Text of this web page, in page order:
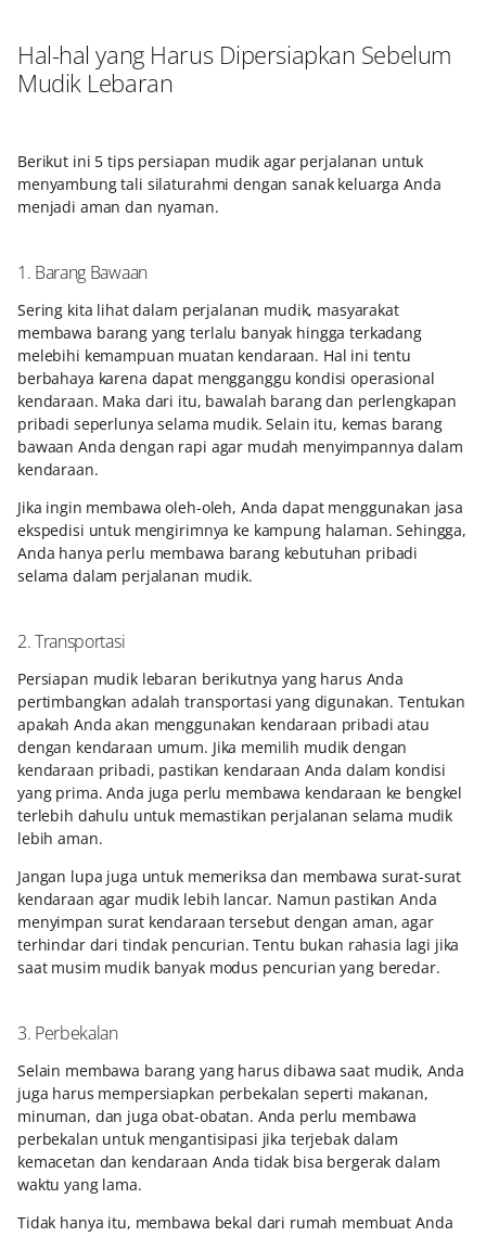
Hal-hal yang Harus Dipersiapkan Sebelum
Mudik Lebaran
Berikut ini 5 tips persiapan mudik agar perjalanan untuk
menyambung tali silaturahmi dengan sanak keluarga Anda
menjadi aman dan nyaman.
1. Barang Bawaan
Sering kita lihat dalam perjalanan mudik, masyarakat
membawa barang yang terlalu banyak hingga terkadang
melebihi kemampuan muatan kendaraan. Hal ini tentu
berbahaya karena dapat mengganggu kondisi operasional
kendaraan. Maka dari itu, bawalah barang dan perlengkapan
pribadi seperlunya selama mudik. Selain itu, kemas barang
bawaan Anda dengan rapi agar mudah menyimpannya dalam
kendaraan.
Jika ingin membawa oleh-oleh, Anda dapat menggunakan jasa
ekspedisi untuk mengirimnya ke kampung halaman. Sehingga,
Anda hanya perlu membawa barang kebutuhan pribadi
selama dalam perjalanan mudik.
2. Transportasi
Persiapan mudik lebaran berikutnya yang harus Anda
pertimbangkan adalah transportasi yang digunakan. Tentukan
apakah Anda akan menggunakan kendaraan pribadi atau
dengan kendaraan umum. Jika memilih mudik dengan
kendaraan pribadi, pastikan kendaraan Anda dalam kondisi
yang prima. Anda juga perlu membawa kendaraan ke bengkel
terlebih dahulu untuk memastikan perjalanan selama mudik
lebih aman.
Jangan lupa juga untuk memeriksa dan membawa surat-surat
kendaraan agar mudik lebih lancar. Namun pastikan Anda
menyimpan surat kendaraan tersebut dengan aman, agar
terhindar dari tindak pencurian. Tentu bukan rahasia lagi jika
saat musim mudik banyak modus pencurian yang beredar.
3. Perbekalan
Selain membawa barang yang harus dibawa saat mudik, Anda
juga harus mempersiapkan perbekalan seperti makanan,
minuman, dan juga obat-obatan. Anda perlu membawa
perbekalan untuk mengantisipasi jika terjebak dalam
kemacetan dan kendaraan Anda tidak bisa bergerak dalam
waktu yang lama.
Tidak hanya itu, membawa bekal dari rumah membuat Anda